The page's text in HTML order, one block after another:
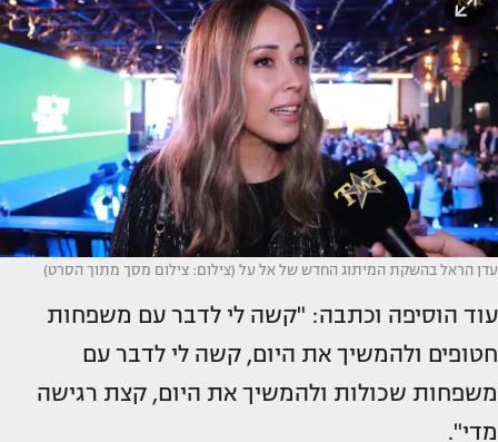
עדן הראל בהשקת המיתוג החדש של אל על (צילום: צילום מסך מתוך הסרט)
עוד הוסיפה וכתבה: "קשה לי לדבר עם משפחות
חטופים ולהמשיך את היום, קשה לי לדבר עם
משפחות שכולות ולהמשיך את היום, קצת רגישה
מדי".